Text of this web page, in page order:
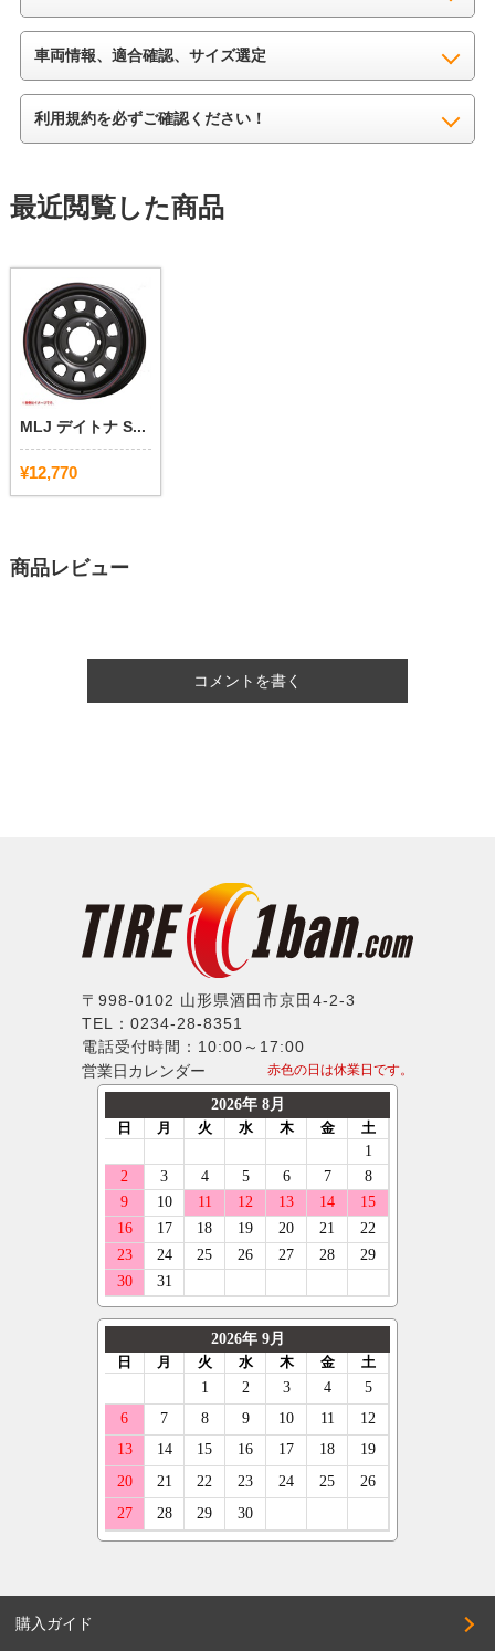
車両情報、適合確認、サイズ選定
利用規約を必ずご確認ください！
最近閲覧した商品
MLJ デイトナ S...
¥12,770
商品レビュー
コメントを書く
〒998-0102 山形県酒田市京田4-2-3
TEL：0234-28-8351
電話受付時間：10:00～17:00
営業日カレンダー
赤色の日は休業日です。
購入ガイド